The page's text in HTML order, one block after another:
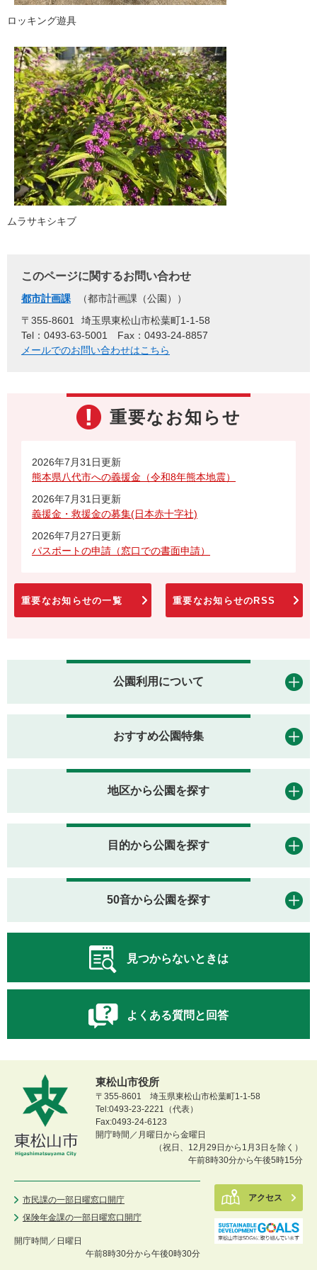
ロッキング遊具
ムラサキシキブ
このページに関するお問い合わせ
都市計画課
都市計画課（公園）
〒355-8601
埼玉県東松山市松葉町1-1-58
Tel：0493-63-5001
Fax：0493-24-8857
メールでのお問い合わせはこちら
重要なお知らせ
2026年7月31日更新
熊本県八代市への義援金（令和8年熊本地震）
2026年7月31日更新
義援金・救援金の募集(日本赤十字社)
2026年7月27日更新
パスポートの申請（窓口での書面申請）
重要なお知らせの一覧 重要なお知らせのRSS
公園利用について
おすすめ公園特集
地区から公園を探す
目的から公園を探す
50音から公園を探す
見つからないときは
よくある質問と回答
東松山市役所
〒355-8601 埼玉県東松山市松葉町1-1-58
Tel:0493-23-2221（代表）
Fax:0493-24-6123
開庁時間／月曜日から金曜日
（祝日、12月29日から1月3日を除く）
午前8時30分から午後5時15分
市民課の一部日曜窓口開庁
保険年金課の一部日曜窓口開庁
開庁時間／ 日曜日
午前8時30分から午後0時30分
アクセス